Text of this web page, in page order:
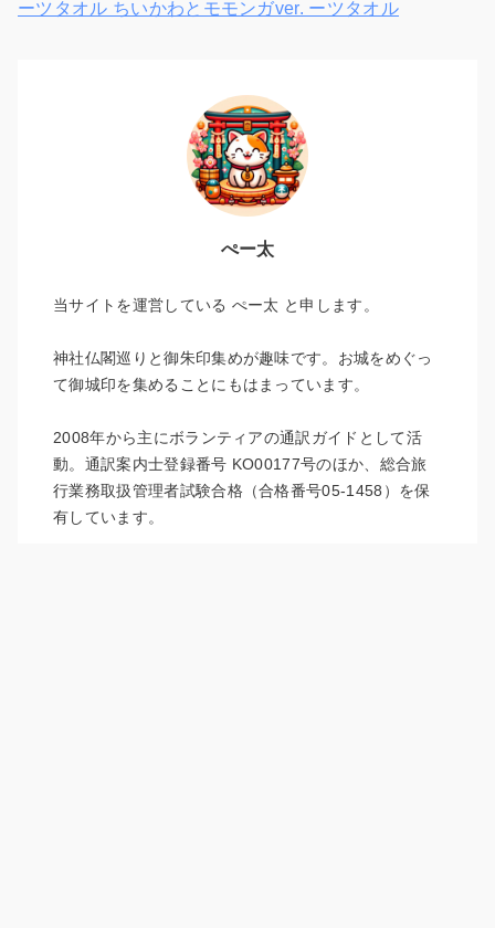
ーツタオル ちいかわとモモンガver. ーツタオル
ぺー太
当サイトを運営している ぺー太 と申します。
神社仏閣巡りと御朱印集めが趣味です。お城をめぐっ
て御城印を集めることにもはまっています。
2008年から主にボランティアの通訳ガイドとして活
動。通訳案内士登録番号 KO00177号のほか、総合旅
行業務取扱管理者試験合格（合格番号05-1458）を保
有しています。